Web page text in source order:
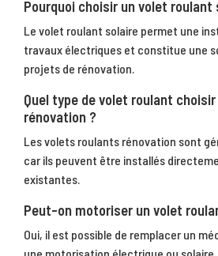
Pourquoi choisir un volet roulant
Le volet roulant solaire permet une
travaux électriques et constitue une
projets de rénovation.
Quel type de volet roulant
rénovation ?
Les volets roulants rénovation sont
car ils peuvent être installés
existantes.
Peut-on motoriser un volet
Oui, il est possible de remplacer un
une motorisation électrique ou solaire.